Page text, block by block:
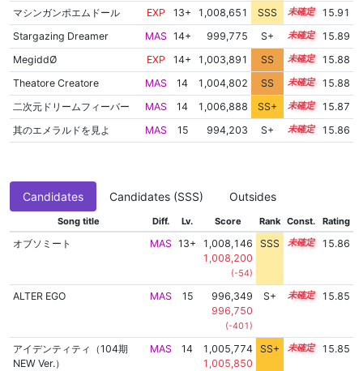
マシンガンポエムドール
EXP 13+ 1,008,651 SSS 13.8
15.91
Stargazing Dreamer
MAS 14+ 999,775 S+ 14.9
15.89
MegiddØ
EXP 14+ 1,003,891 SS 14.5
15.88
Theatore Creatore
MAS 14 1,004,802 SS 14.4
15.88
二次元ドリームフィーバー
MAS 14 1,006,888 SS+ 14.0
15.87
其のエメラルドを見よ
MAS 15 994,203 S+ 15.1 15.86
Candidates Candidates (SSS) Outsides
Song title Diff. Lv. Score Rank Const. Rating
オブソミート MAS 13+
1,008,146
1,008,200
(-54)
SSS 13.8 15.86
ALTER EGO MAS 15
996,349
996,750
(-401)
S+ 15.0 15.85
アイデンティティ（104期
NEW Ver.）
MAS 14
1,005,774
1,005,850
SS+ 14.2 15.85